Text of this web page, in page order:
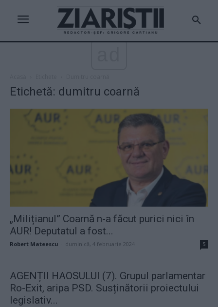
Etichetă: dumitru coarnă
„Milițianul” Coarnă n-a făcut purici nici în
AUR! Deputatul a fost...
Robert Mateescu duminică, 4 februarie 2024 5
AGENȚII HAOSULUI (7). Grupul parlamentar
Ro-Exit, aripa PSD. Susținătorii proiectului
legislativ...